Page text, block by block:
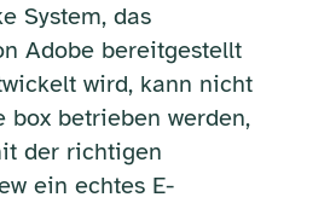
System, das
Adobe bereitgestellt
wird, kann nicht
box betrieben werden,
der richtigen
ein echtes E-